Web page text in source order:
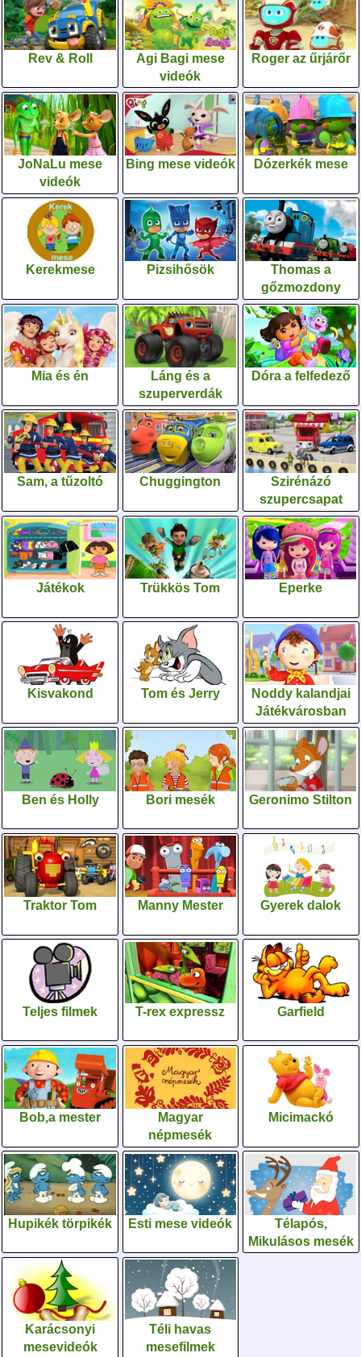
Rev & Roll
Agi Bagi mese
videók
Roger az űrjárőr
JoNaLu mese
videók
Bing mese videók Dózerkék mese
Kerekmese Pizsihősök
Thomas a
gőzmozdony
Mia és én
Láng és a
szuperverdák
Dóra a felfedező
Sam, a tűzoltó Chuggington
Szirénázó
szupercsapat
Játékok Trükkös Tom Eperke
Kisvakond Tom és Jerry
Noddy kalandjai
Játékvárosban
Ben és Holly Bori mesék Geronimo Stilton
Traktor Tom Manny Mester Gyerek dalok
Teljes filmek T-rex expressz Garfield
Bob,a mester
Magyar
népmesék
Micimackó
Hupikék törpikék Esti mese videók
Télapós,
Mikulásos mesék
Karácsonyi
mesevideók
Téli havas
mesefilmek